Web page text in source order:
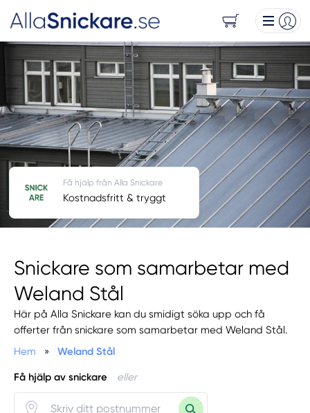
Snickare som samarbetar med
Weland Stål
Här på Alla Snickare kan du smidigt söka upp och få
offerter från snickare som samarbetar med Weland Stål.
Hem
» Weland Stål
Få hjälp av snickare eller
Få hjälp från Alla Snickare
Kostnadsfritt & tryggt